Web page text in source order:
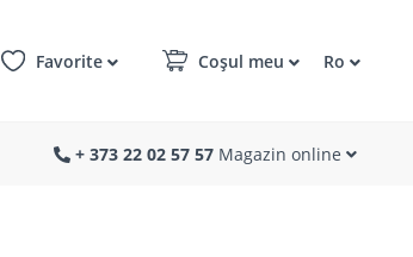
Favorite Coșul meu Ro
+ 373 22 02 57 57 Magazin online